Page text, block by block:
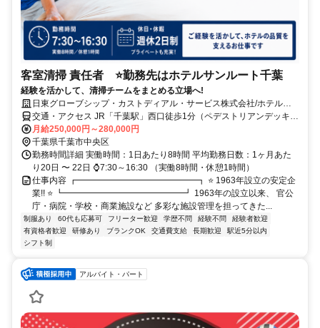
客室清掃 責任者 ⭐勤務先はホテルサンルート千葉
経験を活かして、清掃チームをまとめる立場へ!
日東グローブシップ・カストディアル・サービス株式会社/ホテルサ
ンルート千葉
交通・アクセス JR「千葉駅」西口徒歩1分（ペデストリアンデッキ直
結） 「京成千葉駅」徒歩3分 千葉都市モノレール「千葉駅」徒歩5分
月給250,000円～280,000円
千葉県千葉市中央区
勤務時間詳細 実働時間：1日あたり8時間 平均勤務日数：1ヶ月あた
り20日 〜 22日 ⌚7:30～16:30 （実働8時間・休憩1時間）
仕事内容 ┏━━━━━━━━━━━━━━┓ ⭐ 1963年設立の安定企
業!! ⭐ ┗━━━━━━━━━━━━━━┛ 1963年の設立以来、 官公
庁・病院・学校・商業施設など 多彩な施設管理を担ってきた...
制服あり 60代も応募可 フリーター歓迎 学歴不問 経験不問
経験者歓迎
有資格者歓迎
研修あり ブランクOK 交通費支給 長期歓迎
駅近5分以内
シフト制
アルバイト・パート